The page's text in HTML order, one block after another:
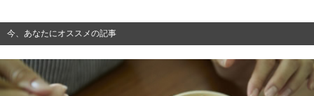
今、あなたにオススメの記事